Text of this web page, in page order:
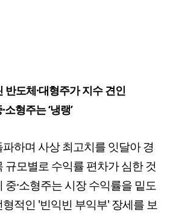
반도체·대형주가 지수 견인
소형주는 ‘냉랭’
하며 사상 최고치를 잇달아 경
규모별로 수익률 편차가 심한 것
중·소형주는 시장 수익률을 밑도
적인 '빈익빈 부익부' 장세를 보